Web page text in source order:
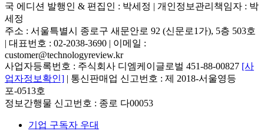
국 에디션 발행인 & 편집인 : 박세정 | 개인정보관리책임자 : 박
세정
주소 : 서울특별시 종로구 새문안로 92 (신문로1가), 5층 503호
| 대표번호 : 02-2038-3690 | 이메일 :
customer@technologyreview.kr
사업자등록번호 : 주식회사 디엠케이글로벌 451-88-00827 [사
업자정보확인] | 통신판매업 신고번호 : 제 2018-서울영등
포-0513호
정보간행물 신고번호 : 종로 다00053
기업 구독자 우대